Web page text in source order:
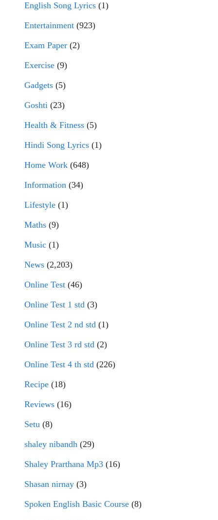
English Song Lyrics (1)
Entertainment (923)
Exam Paper (2)
Exercise (9)
Gadgets (5)
Goshti (23)
Health & Fitness (5)
Hindi Song Lyrics (1)
Home Work (648)
Information (34)
Lifestyle (1)
Maths (9)
Music (1)
News (2,203)
Online Test (46)
Online Test 1 std (3)
Online Test 2 nd std (1)
Online Test 3 rd std (2)
Online Test 4 th std (226)
Recipe (18)
Reviews (16)
Setu (8)
shaley nibandh (29)
Shaley Prarthana Mp3 (16)
Shasan nirnay (3)
Spoken English Basic Course (8)